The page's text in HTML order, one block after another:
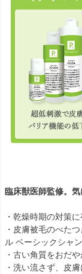
臨床獣医師監修。気
・乾燥時期の対策
・皮膚被毛のべた
ル ベーシックシャン
・古い角質をおだ
・洗い流さず、皮